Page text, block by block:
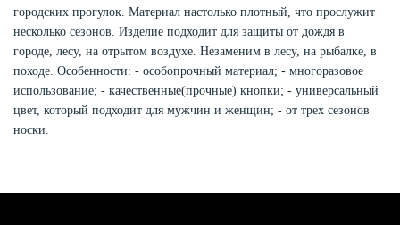
городских прогулок. Материал настолько плотный, что прослужит
несколько сезонов. Изделие подходит для защиты от дождя в
городе, лесу, на отрытом воздухе. Незаменим в лесу, на рыбалке, в
походе. Особенности: - особопрочный материал; - многоразовое
использование; - качественные(прочные) кнопки; - универсальный
цвет, который подходит для мужчин и женщин; - от трех сезонов
носки.